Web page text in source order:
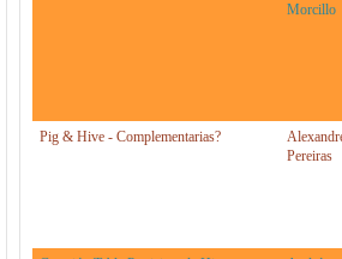
Morcillo
Pig & Hive - Complementarias?
Pereiras